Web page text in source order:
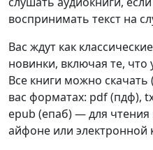
воспринимать текст на
Вас ждут как
новинки, включая те,
Все книги можно скачать
вас форматах: pdf (пдф),
epub (епаб) — для
айфоне или электронной